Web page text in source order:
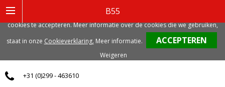
B55
0
+31 (0)299 - 463610
gerelateerde cookies. Voor de beste gebruikerservaring, adviseren we deze
cookies te accepteren. Meer informatie over de cookies die we gebruiken,
staat in onze Cookieverklaring. Meer informatie.
Weigeren